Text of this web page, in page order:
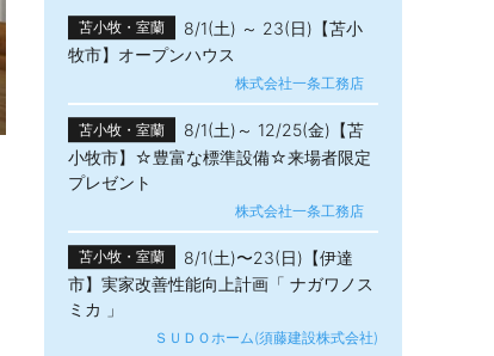
苫小牧・室蘭
8/1(土) ～ 23(日)【苫小
牧市】オープンハウス
株式会社一条工務店
苫小牧・室蘭
8/1(土)～ 12/25(金)【苫
小牧市】☆豊富な標準設備☆来場者限定
プレゼント
株式会社一条工務店
苫小牧・室蘭
8/1(土)〜23(日)【伊達
市】実家改善性能向上計画「 ナガワノス
ミカ 」
ＳＵＤＯホーム(須藤建設株式会社)